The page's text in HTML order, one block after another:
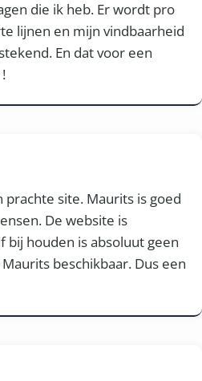
die ik heb. Er wordt pro
lijnen en mijn vindbaarheid
En dat voor een
site. Maurits is goed
De website is
bij houden is absoluut geen
beschikbaar. Dus een